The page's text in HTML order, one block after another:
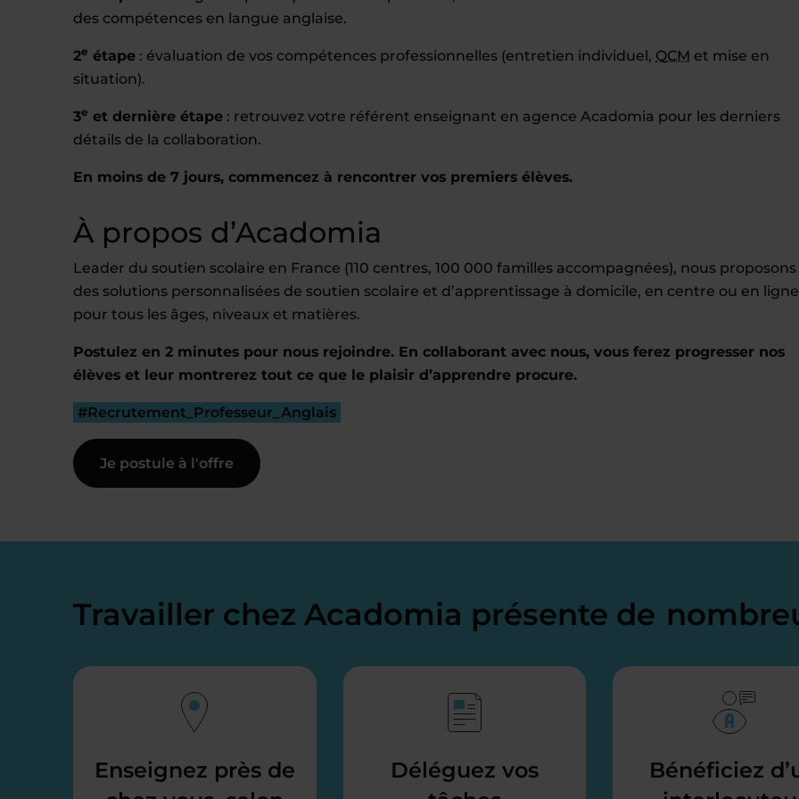
des compétences en langue anglaise.
2e étape : évaluation de vos compétences professionnelles (entretien individuel, QCM et mise en
situation).
3e et dernière étape : retrouvez votre référent enseignant en agence Acadomia pour les derniers
détails de la collaboration.
En moins de 7 jours, commencez à rencontrer vos premiers élèves.
À propos d’Acadomia
Leader du soutien scolaire en France (110 centres, 100 000 familles accompagnées), nous proposons
des solutions personnalisées de soutien scolaire et d’apprentissage à domicile, en centre ou en
pour tous les âges, niveaux et matières.
Postulez en 2 minutes pour nous rejoindre. En collaborant avec nous, vous ferez progresser nos
élèves et leur montrerez tout ce que le plaisir d’apprendre procure.
#Recrutement_Professeur_Anglais
Je postule à l'offre
Travailler chez Acadomia présente de
Enseignez près de
Déléguez vos
Bénéficiez